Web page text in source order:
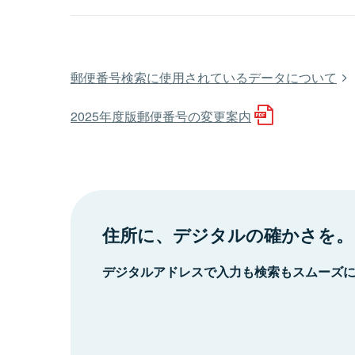
郵便番号検索に使用されているデータについて
2025年度版郵便番号の変更案内
住所に、デジタルの確かさを。
デジタルアドレスで入力も検索もスムーズ